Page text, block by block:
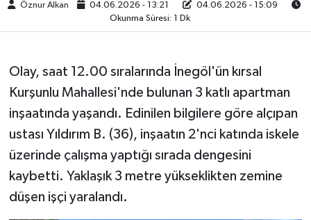
Öznur Alkan 04.06.2026 - 13:21
04.06.2026 - 15:09
Okunma Süresi: 1 Dk
Olay, saat 12.00 sıralarında İnegöl'ün kırsal
Kurşunlu Mahallesi'nde bulunan 3 katlı apartman
inşaatında yaşandı. Edinilen bilgilere göre alçıpan
ustası Yıldırım B. (36), inşaatın 2'nci katında iskele
üzerinde çalışma yaptığı sırada dengesini
kaybetti. Yaklaşık 3 metre yükseklikten zemine
düşen işçi yaralandı.